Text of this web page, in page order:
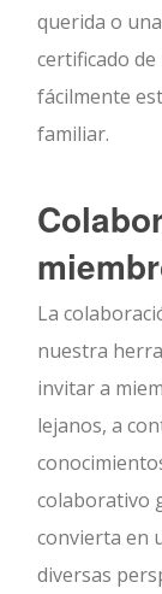
querida o
certificado
fácilmente
familiar.
La
nuestra
invitar a
lejanos, a
colaborativo
convierta en
diversas